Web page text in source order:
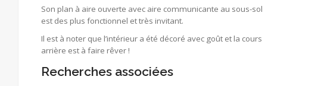
Son plan à aire ouverte avec aire communicante au sous-sol
est des plus fonctionnel et très invitant.
Il est à noter que l’intérieur a été décoré avec goût et la cours
arrière est à faire rêver !
Recherches associées